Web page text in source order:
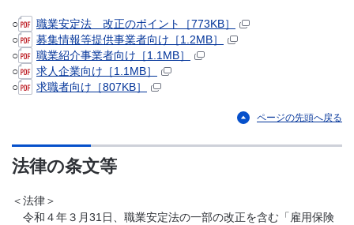
○
職業安定法 改正のポイント［773KB］
○
募集情報等提供事業者向け［1.2MB］
○
職業紹介事業者向け［1.1MB］
○
求人企業向け［1.1MB］
○
求職者向け［807KB］
ページの先頭へ戻る
法律の条文等
＜法律＞
令和４年３月31日、職業安定法の一部の改正を含む「雇用保険